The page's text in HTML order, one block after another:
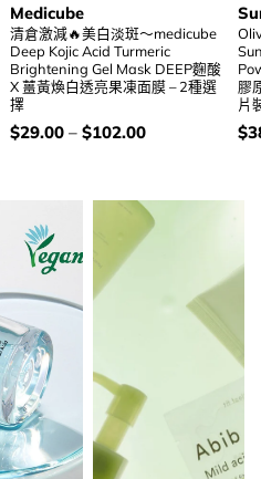
Medicube
清倉激減🔥美白淡斑～medicube
Deep Kojic Acid Turmeric
Brightening Gel Mask DEEP麴酸
X 薑黃煥白透亮果凍面膜 – 2種選
擇
價
$29.00– $102.00
膠
片
價
$